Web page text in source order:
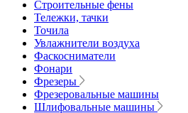
Строительные фены
Тележки, тачки
Точила
Увлажнители воздуха
Фаскосниматели
Фонари
Фрезеры
Фрезеровальные машины
Шлифовальные машины